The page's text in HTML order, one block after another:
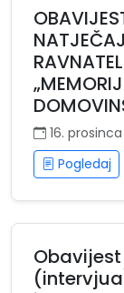
16.
Pogledaj